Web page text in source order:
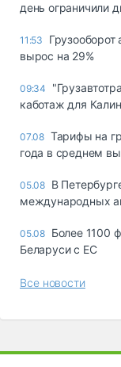
день ограничили
11:53
вырос на 29%
09:34
каботаж для
07.08 Тарифы на
года в среднем
05.08 В
международных
05.08 Более 1100
Беларуси с ЕС
Все новости